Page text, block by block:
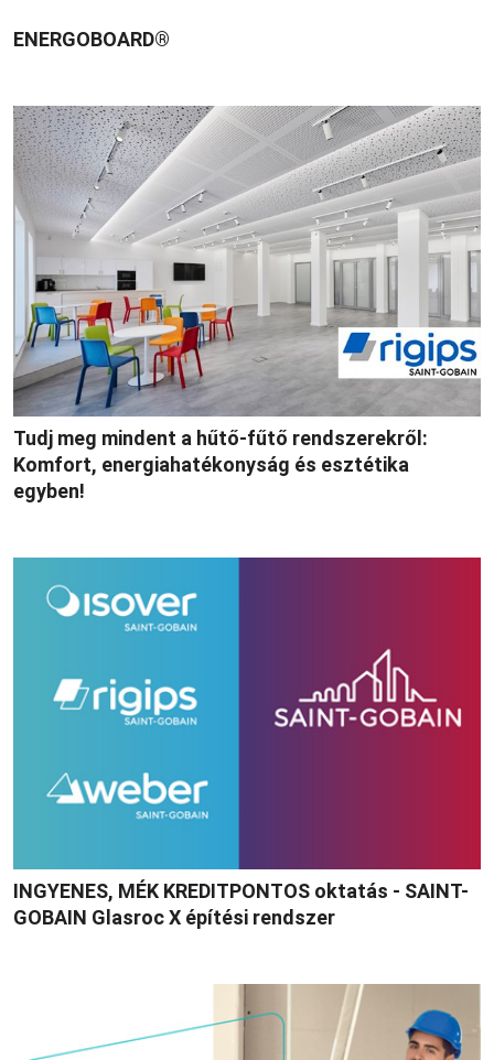
ENERGOBOARD®
Tudj meg mindent a hűtő-fűtő rendszerekről:
Komfort, energiahatékonyság és esztétika
egyben!
INGYENES, MÉK KREDITPONTOS oktatás - SAINT-
GOBAIN Glasroc X építési rendszer